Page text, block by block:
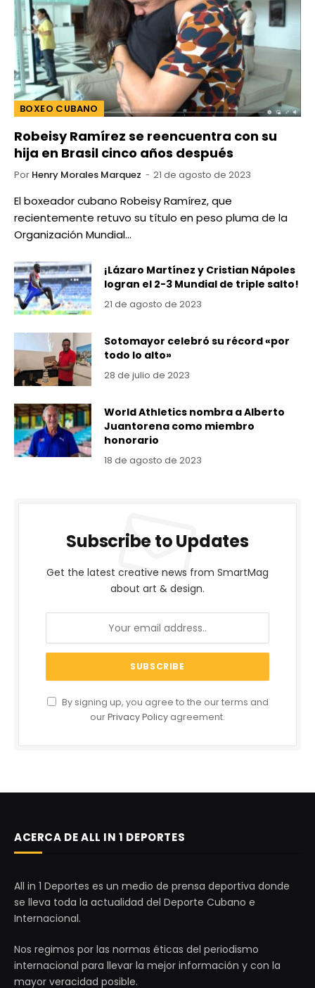
BOXEO CUBANO
Robeisy Ramírez se reencuentra con su
hija en Brasil cinco años después
Por Henry Morales Marquez 21 de agosto de 2023
El boxeador cubano Robeisy Ramírez, que
recientemente retuvo su título en peso pluma de la
Organización Mundial…
¡Lázaro Martínez y Cristian Nápoles
logran el 2-3 Mundial de triple salto!
21 de agosto de 2023
Sotomayor celebró su récord «por
todo lo alto»
28 de julio de 2023
World Athletics nombra a Alberto
Juantorena como miembro
honorario
18 de agosto de 2023
Subscribe to Updates
Get the latest creative news from SmartMag
about art & design.
By signing up, you agree to the our terms and
ourPrivacy Policy agreement.
ACERCA DE ALL IN 1 DEPORTES
All in 1 Deportes es un medio de prensa deportiva donde
se lleva toda la actualidad del Deporte Cubano e
Internacional.
Nos regimos por las normas éticas del periodismo
internacional para llevar la mejor información y con la
mayor veracidad posible.